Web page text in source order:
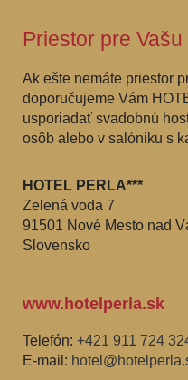
Priestor pre
Ak ešte nemáte priestor
doporučujeme Vám
usporiadať svadobnú
osôb alebo v salóniku s
HOTEL PERLA***
Zelená voda 7
91501 Nové Mesto nad
Slovensko
www.hotelperla.sk
Telefón: +421 911 724
E-mail: